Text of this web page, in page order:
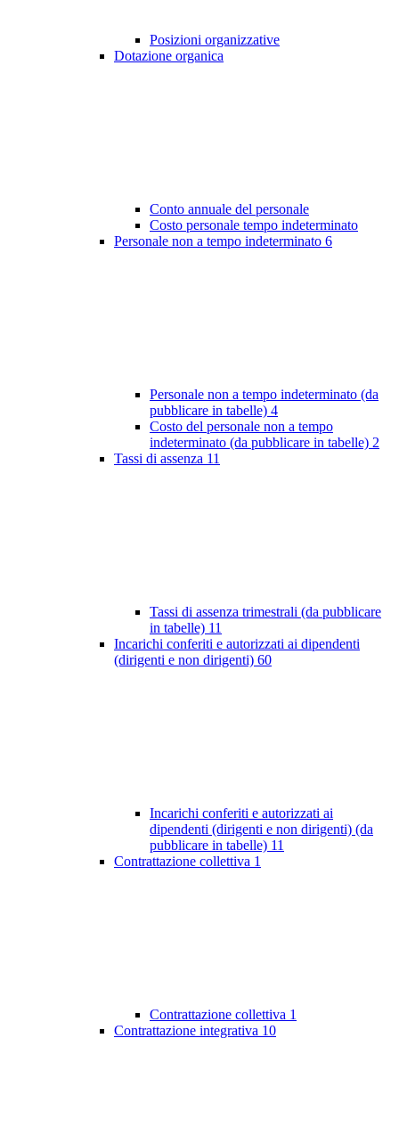
Posizioni organizzative
Dotazione organica
Conto annuale del personale
Costo personale tempo indeterminato
Personale non a tempo indeterminato 6
Personale non a tempo indeterminato (da
pubblicare in tabelle) 4
Costo del personale non a tempo
indeterminato (da pubblicare in tabelle) 2
Tassi di assenza 11
Tassi di assenza trimestrali (da pubblicare
in tabelle) 11
Incarichi conferiti e autorizzati ai dipendenti
(dirigenti e non dirigenti) 60
Incarichi conferiti e autorizzati ai
dipendenti (dirigenti e non dirigenti) (da
pubblicare in tabelle) 11
Contrattazione collettiva 1
Contrattazione collettiva 1
Contrattazione integrativa 10